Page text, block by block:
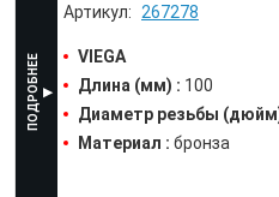
267278
VIEGA
Длина (мм) : 100
Диаметр резьбы
Материал : бронза